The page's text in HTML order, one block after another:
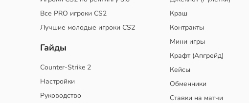
Все PRO игроки CS2
Лучшие молодые игроки CS2
Гайды
Counter-Strike 2
Настройки
Руководство
Краш
Контракты
Мини игры
Крафт (Апгрейд)
Кейсы
Обменники
Ставки на матчи